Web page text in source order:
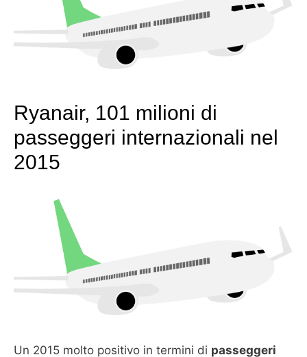
Ryanair, 101 milioni di
passeggeri internazionali nel
2015
Un 2015 molto positivo in termini di passeggeri